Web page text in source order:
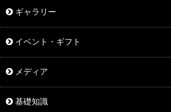
ギャラリー
イベント・ギフト
メディア
基礎知識